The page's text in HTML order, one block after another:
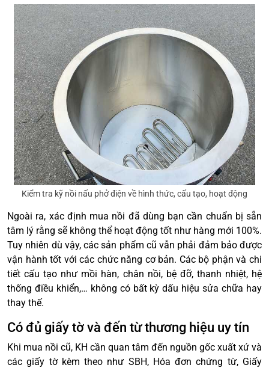
Kiểm tra kỹ nồi nấu phở điện về hình thức, cấu tạo, hoạt động
Ngoài ra, xác định mua nồi đã dùng bạn cần chuẩn bị sẵn
tâm lý rằng sẽ không thể hoạt động tốt như hàng mới 100%.
Tuy nhiên dù vậy, các sản phẩm cũ vẫn phải đảm bảo được
vận hành tốt với các chức năng cơ bản. Các bộ phận và chi
tiết cấu tạo như mồi hàn, chân nồi, bệ đỡ, thanh nhiệt, hệ
thống điều khiển,… không có bất kỳ dấu hiệu sửa chữa hay
thay thế.
Có đủ giấy tờ và đến từ thương hiệu uy tín
Khi mua nồi cũ, KH cần quan tâm đến nguồn gốc xuất xứ và
các giấy tờ kèm theo như SBH, Hóa đơn chứng từ, Giấy